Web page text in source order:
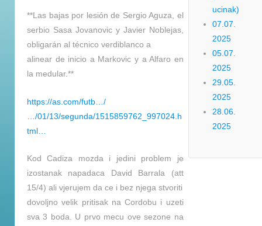
**Las bajas por lesión de Sergio Aguza, el
serbio Sasa Jovanovic y Javier Noblejas,
obligarán al técnico verdiblanco a
alinear de inicio a Markovic y a Alfaro en
la medular.**
https://as.com/futb…/
…/01/13/segunda/1515859762_997024.h
tml…
Kod Cadiza mozda i jedini problem je
izostanak napadaca David Barrala (att
15/4) ali vjerujem da ce i bez njega stvoriti
dovoljno velik pritisak na Cordobu i uzeti
sva 3 boda. U prvo mecu ove sezone na
ucinak)
07.07.
2025
05.07.
2025
29.05.
2025
28.06.
2025